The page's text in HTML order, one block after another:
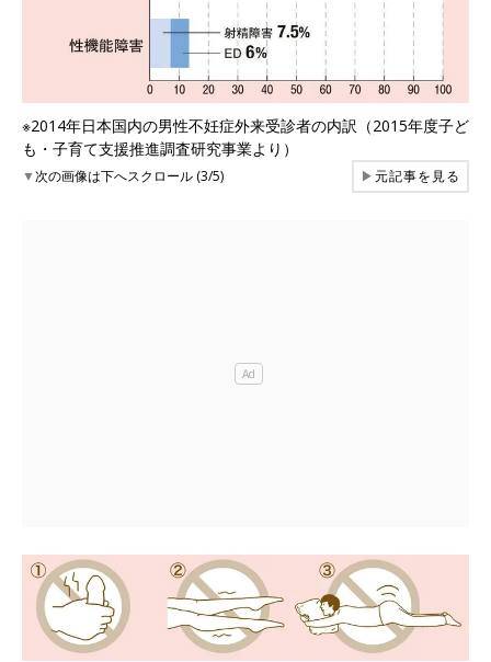
※2014年日本国内の男性不妊症外来受診者の内訳（2015年度子ど
も・子育て支援推進調査研究事業より）
▼次の画像は下へスクロール (3/5) ▶元記事を見る